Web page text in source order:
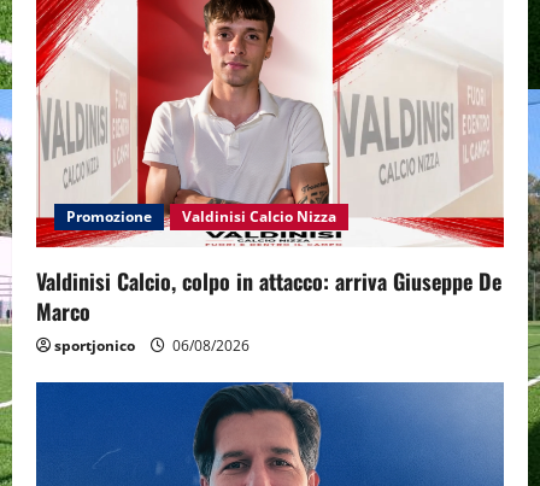
Promozione Valdinisi Calcio Nizza
Valdinisi Calcio, colpo in attacco: arriva Giuseppe De
Marco
sportjonico 06/08/2026